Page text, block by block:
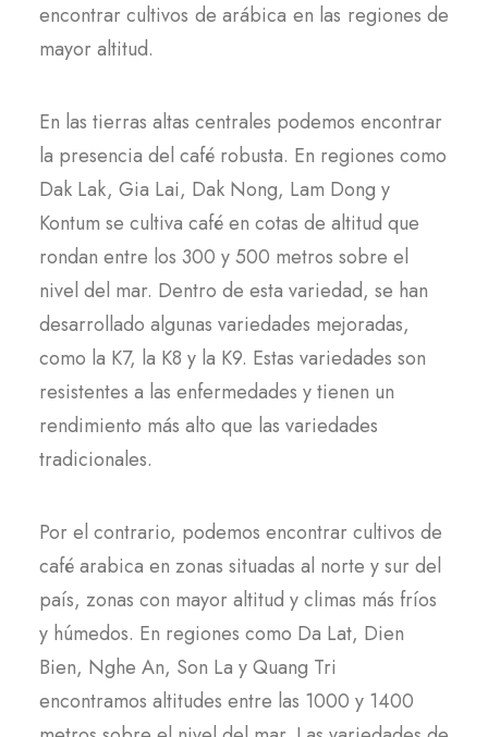
encontrar cultivos de arábica en las regiones de
mayor altitud.
En las tierras altas centrales podemos encontrar
la presencia del café robusta. En regiones como
Dak Lak, Gia Lai, Dak Nong, Lam Dong y
Kontum se cultiva café en cotas de altitud que
rondan entre los 300 y 500 metros sobre el
nivel del mar. Dentro de esta variedad, se han
desarrollado algunas variedades mejoradas,
como la K7, la K8 y la K9. Estas variedades son
resistentes a las enfermedades y tienen un
rendimiento más alto que las variedades
tradicionales.
Por el contrario, podemos encontrar cultivos de
café arabica en zonas situadas al norte y sur del
país, zonas con mayor altitud y climas más fríos
y húmedos. En regiones como Da Lat, Dien
Bien, Nghe An, Son La y Quang Tri
encontramos altitudes entre las 1000 y 1400